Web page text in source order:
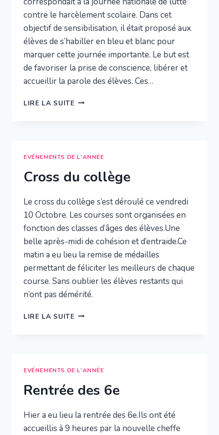
contre le harcèlement scolaire. Dans cet
objectif de sensibilisation, il était proposé aux
élèves de s’habiller en bleu et blanc pour
marquer cette journée importante. Le but est
de favoriser la prise de conscience, libérer et
accueillir la parole des élèves. Ces…
LIRE LA SUITEJOURNÉE
HARCÈLEMENT
EVÉNEMENTS DE L'ANNÉE
Cross du collège
Le cross du collège s’est déroulé ce vendredi
10 Octobre. Les courses sont organisées en
fonction des classes d’âges des élèves.Une
belle après-midi de cohésion et d’entraide.Ce
matin a eu lieu la remise de médailles
permettant de féliciter les meilleurs de chaque
course. Sans oublier les élèves restants qui
n’ont pas démérité.
LIRE LA SUITECROSS
EVÉNEMENTS DE L'ANNÉE
Rentrée des 6e
Hier a eu lieu la rentrée des 6e.Ils ont été
accueillis à 9 heures par la nouvelle cheffe